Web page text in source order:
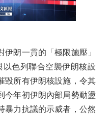
朗一貫的「極限施壓」
色列聯合空襲伊朗核設
毀所有伊朗核設施，令其
今年初伊朗內部局勢動盪
暴力抗議的示威者，公然